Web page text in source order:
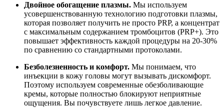
Двойное обогащение плазмы. Мы используем
усовершенствованную технологию подготовки плазмы,
которая позволяет получить не просто PRP, а концентрат
с максимальным содержанием тромбоцитов (PRP+). Это
повышает эффективность каждой процедуры на 20-30%
по сравнению со стандартными протоколами.
Безболезненность и комфорт. Мы понимаем, что
инъекции в кожу головы могут вызывать дискомфорт.
Поэтому используем современные обезболивающие
кремы, которые полностью блокируют неприятные
ощущения. Вы почувствуете лишь легкое давление.